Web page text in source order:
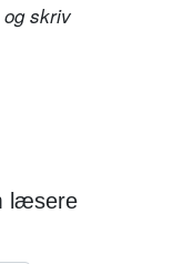
og skriv
læsere